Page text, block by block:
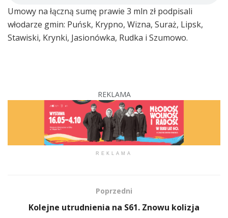
Umowy na łączną sumę prawie 3 mln zł podpisali
włodarze gmin: Puńsk, Krypno, Wizna, Suraż, Lipsk,
Stawiski, Krynki, Jasionówka, Rudka i Szumowo.
REKLAMA
REKLAMA
Poprzedni
Kolejne utrudnienia na S61. Znowu kolizja